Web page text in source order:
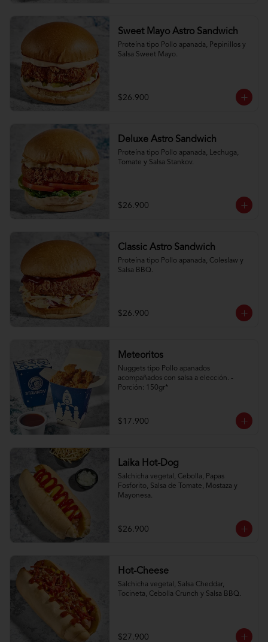
Sweet Mayo Astro Sandwich
Proteína tipo Pollo apanada, Pepinillos y
Salsa Sweet Mayo.
$26.900
Deluxe Astro Sandwich
Proteína tipo Pollo apanada, Lechuga,
Tomate y Salsa Stankov.
$26.900
Classic Astro Sandwich
Proteína tipo Pollo apanada, Coleslaw y
Salsa BBQ.
$26.900
Meteoritos
Nuggets tipo Pollo apanados
acompañados con salsa a elección. -
Porción: 150gr*
$17.900
Laika Hot-Dog
Salchicha vegetal, Cebolla, Papas
Fosforito, Salsa de Tomate, Mostaza y
Mayonesa.
$26.900
Hot-Cheese
Salchicha vegetal, Salsa Cheddar,
Tocineta, Cebolla Crunch y Salsa BBQ.
$27.900